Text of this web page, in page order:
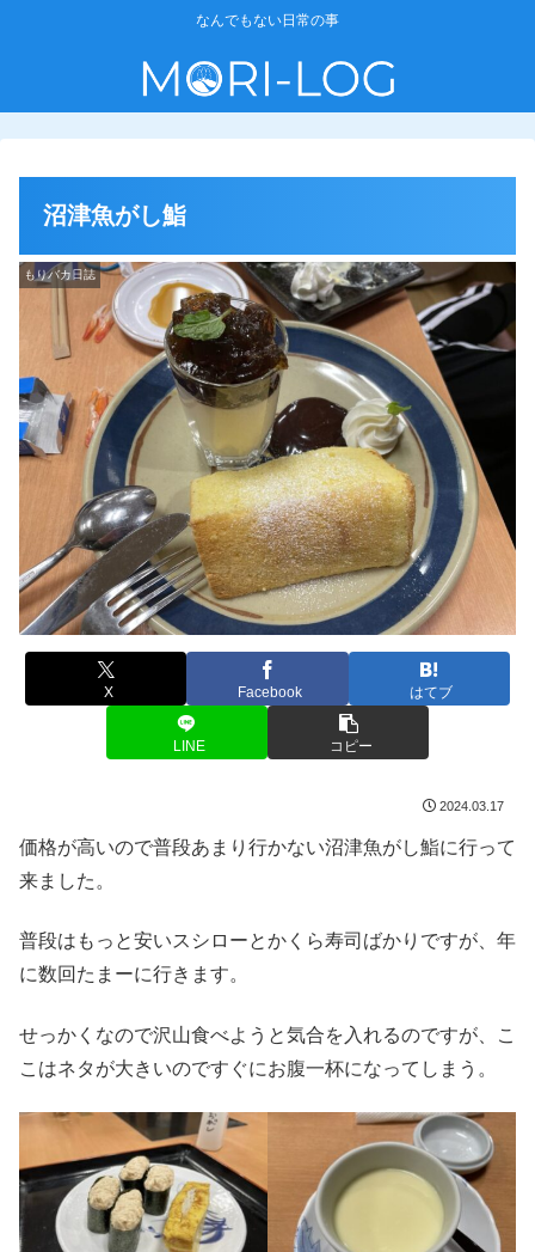
なんでもない日常の事
沼津魚がし鮨
もりバカ日誌
X Facebook はてブ
LINE コピー
2024.03.17
価格が高いので普段あまり行かない沼津魚がし鮨に行って
来ました。
普段はもっと安いスシローとかくら寿司ばかりですが、年
に数回たまーに行きます。
せっかくなので沢山食べようと気合を入れるのですが、こ
こはネタが大きいのですぐにお腹一杯になってしまう。